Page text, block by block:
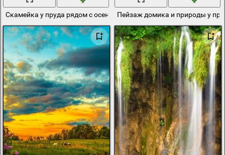
Скамейка у пруда рядом с осенними деревьямиПейзаж домика и природы у